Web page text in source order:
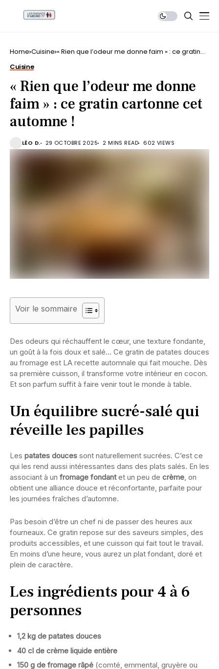
Home Cuisine « Rien que l’odeur me donne faim » : ce gratin
Cuisine
« Rien que l’odeur me donne
faim » : ce gratin cartonne cet
automne !
LÉO D. 29 OCTOBRE 2025 2 MINS READ 602 VIEWS
Voir le sommaire
Des odeurs qui réchauffent le cœur, une texture fondante,
un goût à la fois doux et salé… Ce gratin de patates douces
au fromage est LA recette automnale qui fait mouche. Dès
sa première cuisson, il transforme votre intérieur en cocon.
Et son parfum suffit à faire venir tout le monde à table.
Un équilibre sucré-salé qui
réveille les papilles
Les patates douces sont naturellement sucrées. C’est ce
qui les rend aussi intéressantes dans des plats salés. En les
associant à un fromage fondantet un peu de crème, on
obtient une alliance douce et réconfortante, parfaite pour
les journées fraîches d’automne.
Pas besoin d’être un chef ni de passer des heures aux
fourneaux. Ce gratin repose sur des saveurs simples, des
produits accessibles, et une cuisson qui fait tout le travail.
En moins d’une heure, vous aurez un plat fondant, doré et
plein de caractère.
Les ingrédients pour 4 à 6
personnes
1,2 kg de patates douces
40 cl de crème liquide entière
150 g de fromage râpé (comté, emmental, gruyère ou